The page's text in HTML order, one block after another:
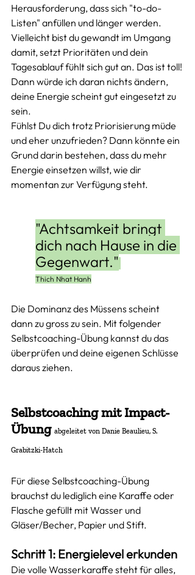
Herausforderung, dass sich "to-do-
Listen" anfüllen und länger werden.
Vielleicht bist du gewandt im Umgang
damit, setzt Prioritäten und dein
Tagesablauf fühlt sich gut an. Das ist toll!
Dann würde ich daran nichts ändern,
deine Energie scheint gut eingesetzt zu
sein.
Fühlst Du dich trotz Priorisierung müde
und eher unzufrieden? Dann könnte ein
Grund darin bestehen, dass du mehr
Energie einsetzen willst, wie dir
momentan zur Verfügung steht.
"Achtsamkeit bringt
dich nach Hause in die
Gegenwart."
Thich Nhat Hanh
Die Dominanz des Müssens scheint
dann zu gross zu sein. Mit folgender
Selbstcoaching-Übung kannst du das
überprüfen und deine eigenen Schlüsse
daraus ziehen.
Selbstcoaching mit Impact-
Übung abgeleitet von Danie Beaulieu, S.
Grabitzki-Hatch
Für diese Selbstcoaching-Übung
brauchst du lediglich eine Karaffe oder
Flasche gefüllt mit Wasser und
Gläser/Becher, Papier und Stift.
Schritt 1: Energielevel erkunden
Die volle Wasserkaraffe steht für alles,